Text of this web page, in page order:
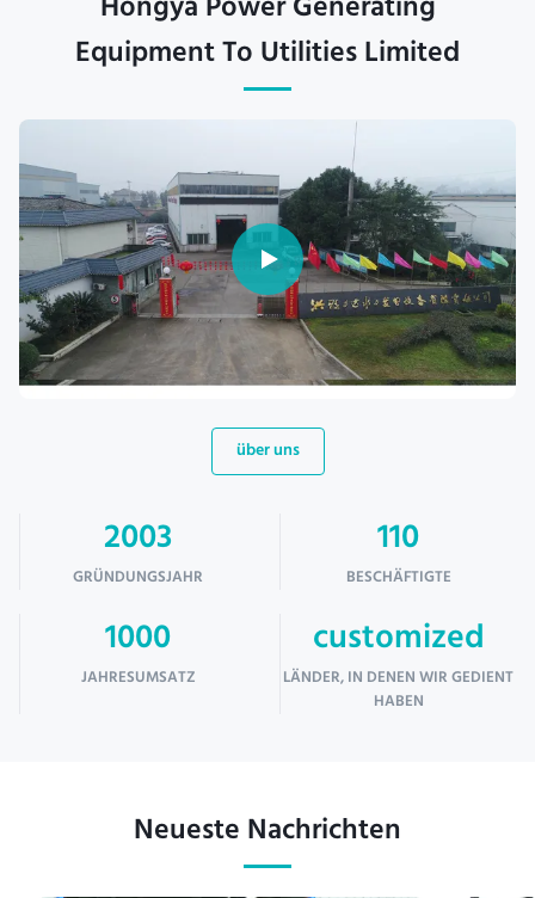
Equipment To Utilities Limited
über uns
2003
GRÜNDUNGSJAHR
110
BESCHÄFTIGTE
1000
JAHRESUMSATZ
customized
LÄNDER, IN DENEN WIR GEDIENT
HABEN
Neueste Nachrichten